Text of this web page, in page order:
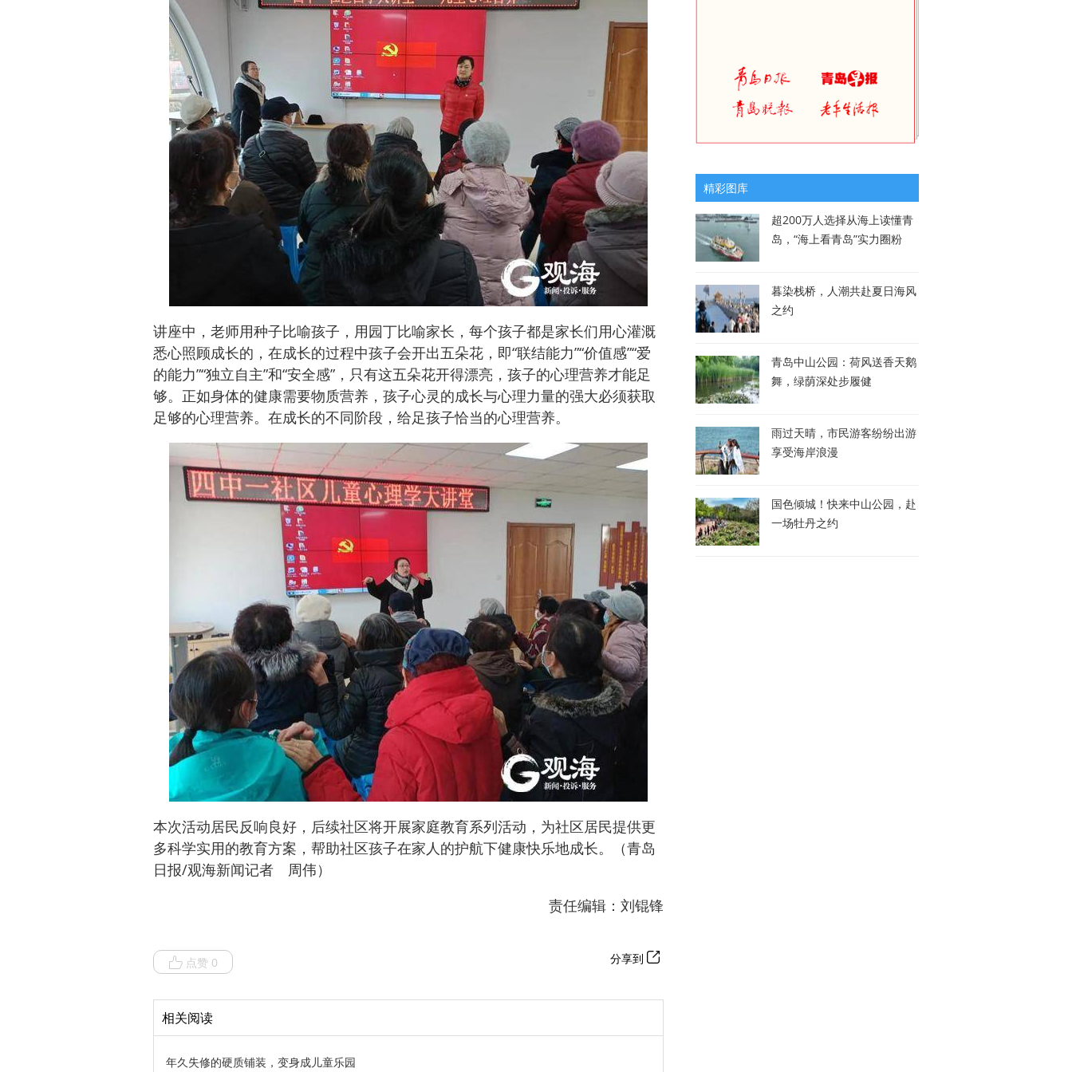
讲座中，老师用种子比喻孩子，用园丁比喻家长，每个孩子都是家长们用心灌溉
悉心照顾成长的，在成长的过程中孩子会开出五朵花，即“联结能力”“价值感”“爱
的能力”“独立自主”和“安全感”，只有这五朵花开得漂亮，孩子的心理营养才能足
够。正如身体的健康需要物质营养，孩子心灵的成长与心理力量的强大必须获取
足够的心理营养。在成长的不同阶段，给足孩子恰当的心理营养。
本次活动居民反响良好，后续社区将开展家庭教育系列活动，为社区居民提供更
多科学实用的教育方案，帮助社区孩子在家人的护航下健康快乐地成长。（青岛
日报/观海新闻记者 周伟）
责任编辑：刘锟锋
点赞 0 分享到
相关阅读
年久失修的硬质铺装，变身成儿童乐园
精彩图库
超200万人选择从海上读懂青
岛，“海上看青岛”实力圈粉
暮染栈桥，人潮共赴夏日海风
之约
青岛中山公园：荷风送香天鹅
舞，绿荫深处步履健
雨过天晴，市民游客纷纷出游
享受海岸浪漫
国色倾城！快来中山公园，赴
一场牡丹之约